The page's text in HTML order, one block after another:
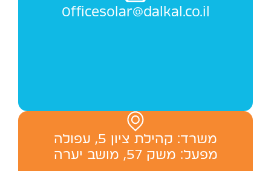
Officesolar@dalkal.co.il
משרד: ‬קהילת ציון 5, עפולה
מפעל: משק 57, מושב יערה